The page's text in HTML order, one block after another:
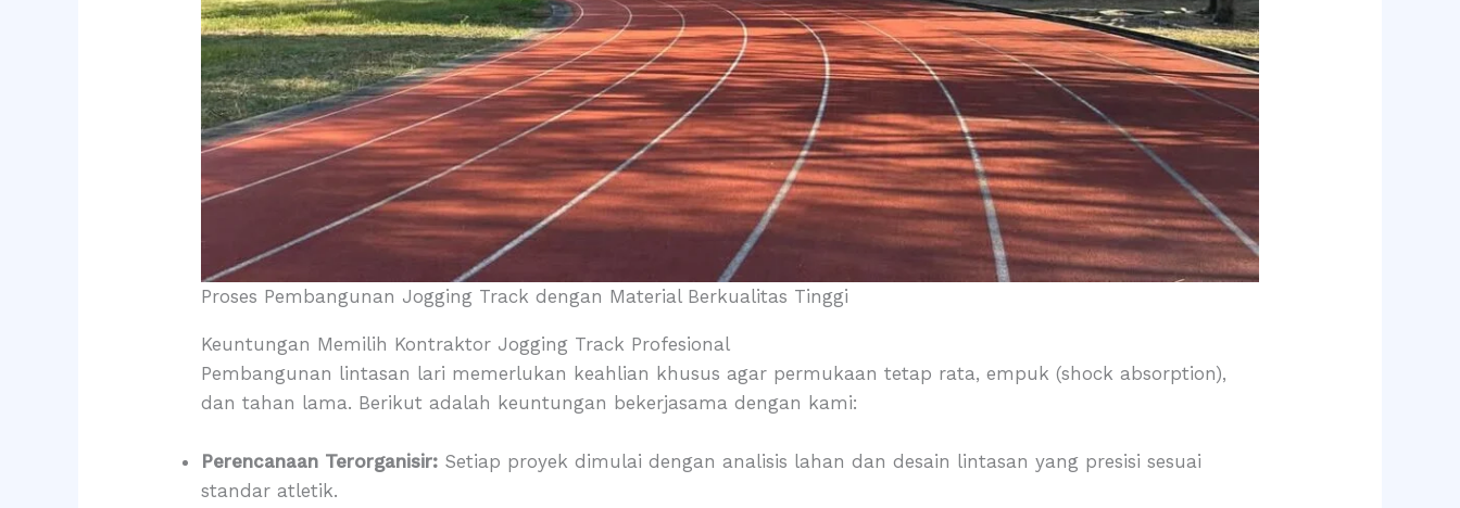
Proses Pembangunan Jogging Track dengan Material Berkualitas Tinggi
Keuntungan Memilih Kontraktor Jogging Track Profesional
Pembangunan lintasan lari memerlukan keahlian khusus agar permukaan tetap rata, empuk (shock absorption),
dan tahan lama. Berikut adalah keuntungan bekerjasama dengan kami:
Perencanaan Terorganisir: Setiap proyek dimulai dengan analisis lahan dan desain lintasan yang presisi sesuai
standar atletik.